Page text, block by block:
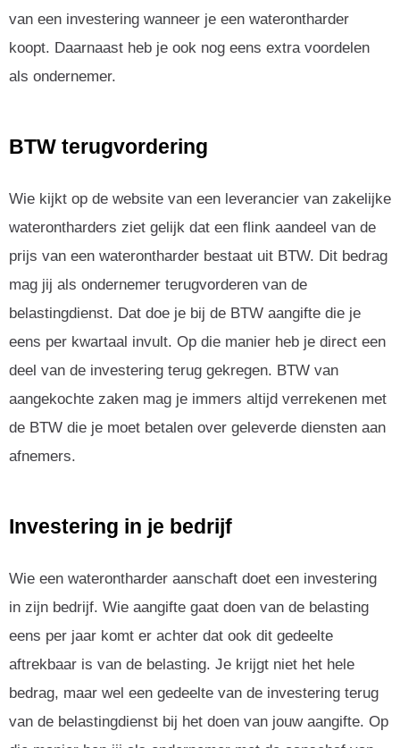
van een investering wanneer je een waterontharder
koopt. Daarnaast heb je ook nog eens extra voordelen
als ondernemer.
BTW terugvordering
Wie kijkt op de website van een leverancier van zakelijke
waterontharders ziet gelijk dat een flink aandeel van de
prijs van een waterontharder bestaat uit BTW. Dit bedrag
mag jij als ondernemer terugvorderen van de
belastingdienst. Dat doe je bij de BTW aangifte die je
eens per kwartaal invult. Op die manier heb je direct een
deel van de investering terug gekregen. BTW van
aangekochte zaken mag je immers altijd verrekenen met
de BTW die je moet betalen over geleverde diensten aan
afnemers.
Investering in je bedrijf
Wie een waterontharder aanschaft doet een investering
in zijn bedrijf. Wie aangifte gaat doen van de belasting
eens per jaar komt er achter dat ook dit gedeelte
aftrekbaar is van de belasting. Je krijgt niet het hele
bedrag, maar wel een gedeelte van de investering terug
van de belastingdienst bij het doen van jouw aangifte. Op